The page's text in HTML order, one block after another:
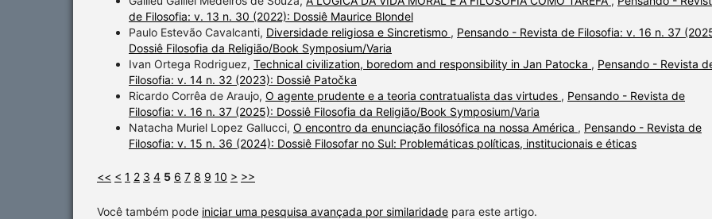
de Filosofia: v. 13 n. 30 (2022): Dossiê Maurice Blondel
Paulo Estevão Cavalcanti, Diversidade religiosa e Sincretismo , Pensando - Revista de Filosofia: v. 16 n. 37
Dossiê Filosofia da Religião/Book Symposium/Varia
Ivan Ortega Rodriguez, Technical civilization, boredom and responsibility in Jan Patocka , Pensando - Revista
Filosofia: v. 14 n. 32 (2023): Dossiê Patočka
Ricardo Corrêa de Araujo, O agente prudente e a teoria contratualista das virtudes , Pensando - Revista de
Filosofia: v. 16 n. 37 (2025): Dossiê Filosofia da Religião/Book Symposium/Varia
Natacha Muriel Lopez Gallucci, O encontro da enunciação filosófica na nossa América , Pensando - Revista de
Filosofia: v. 15 n. 36 (2024): Dossiê Filosofar no Sul: Problemáticas políticas, institucionais e éticas
<< < 1 2 3 4 5 6 7 8 9 10 > >>
Você também pode iniciar uma pesquisa avançada por similaridade para este artigo.